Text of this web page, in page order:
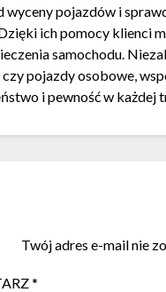
wyceny pojazdów i
ich pomocy klienci
samochodu.
pojazdy osobowe,
i pewność w każdej
Twój adres e-mail nie
*